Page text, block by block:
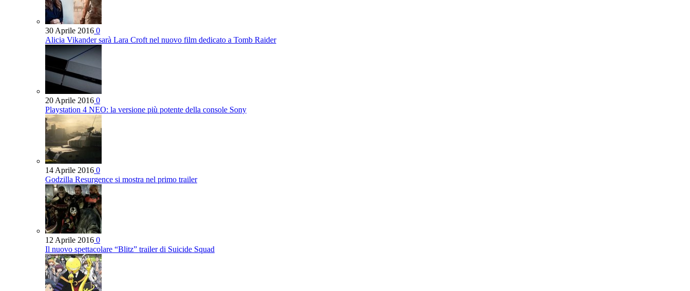
30 Aprile 2016 0
Alicia Vikander sarà Lara Croft nel nuovo film dedicato a Tomb Raider
20 Aprile 2016 0
Playstation 4 NEO: la versione più potente della console Sony
14 Aprile 2016 0
Godzilla Resurgence si mostra nel primo trailer
12 Aprile 2016 0
Il nuovo spettacolare “Blitz” trailer di Suicide Squad